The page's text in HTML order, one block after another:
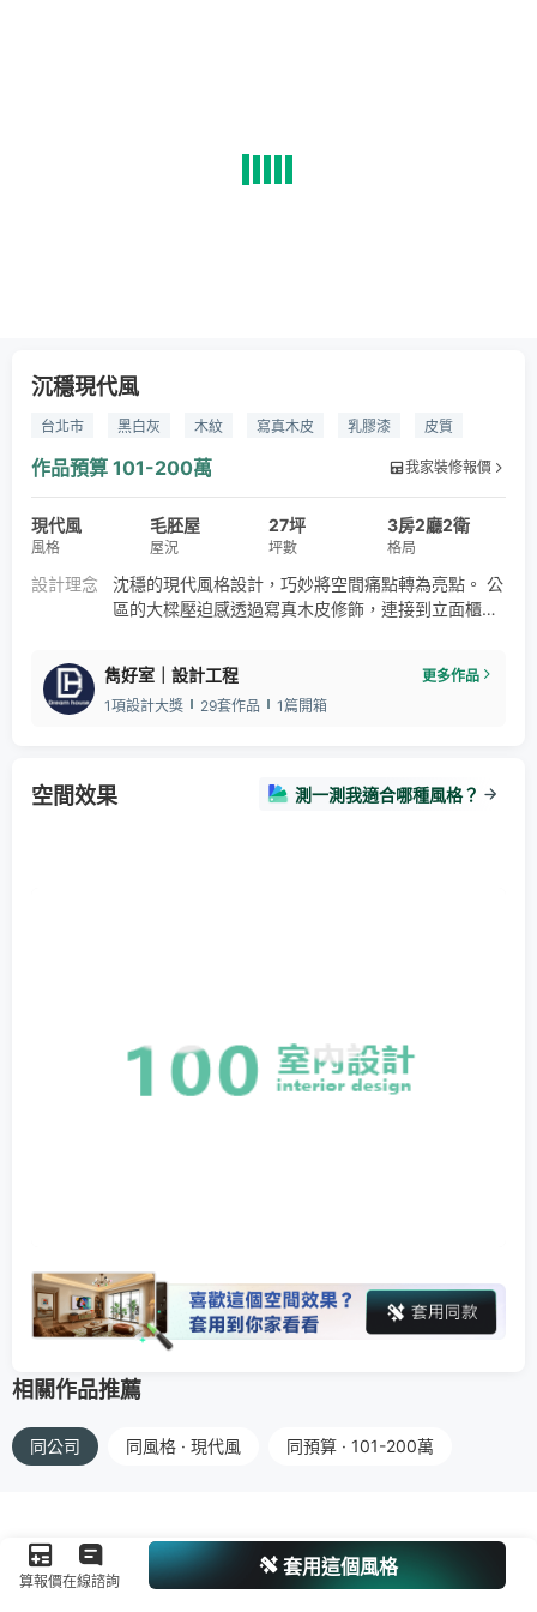
沉穩現代風
台北市 黑白灰 木紋 寫真木皮 乳膠漆 皮質
作品預算 101-200萬 我家裝修報價
現代風
風格
毛胚屋
屋況
27坪
坪數
3房2廳2衛
格局
設計理念
沈穩的現代風格設計，巧妙將空間痛點轉為亮點。 公
區的大樑壓迫感透過寫真木皮修飾，連接到立面櫃
且富有層次感的居家氛圍。
雋好室｜設計工程
更多作品
1項設計大獎
29套作品 1篇開箱
空間效果 測一測我適合哪種風格？
相關作品推薦
同公司 同風格 · 現代風 同預算 · 101-200萬
算報價在線諮詢
套用這個風格